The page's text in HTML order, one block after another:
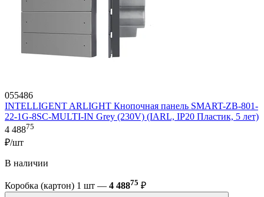
055486
INTELLIGENT ARLIGHT Кнопочная панель SMART-ZB-801-
22-1G-8SC-MULTI-IN Grey (230V) (IARL, IP20 Пластик, 5 лет)
4 48875
₽/шт
В наличии
Коробка (картон) 1 шт — 4 48875 ₽